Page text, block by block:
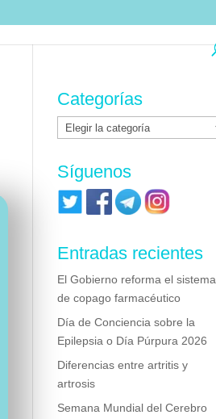
Categorías
Categorías
Síguenos
Entradas recientes
El Gobierno reforma el sistema
de copago farmacéutico
Día de Conciencia sobre la
Epilepsia o Día Púrpura 2026
Diferencias entre artritis y
artrosis
Semana Mundial del Cerebro